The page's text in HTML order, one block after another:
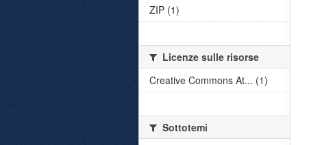
ZIP (1)
Licenze sulle risorse
Creative Commons At... (1)
Sottotemi